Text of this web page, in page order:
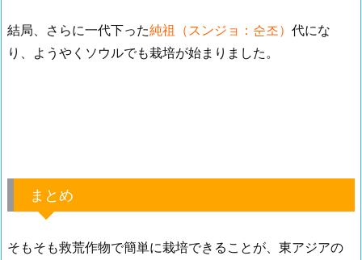
結局、さらに一代下った純祖（スンジョ：순조） 代にな
り、ようやくソウルでも栽培が始まりました。
まとめ
そもそも救荒作物で簡単に栽培できることが、東アジアの